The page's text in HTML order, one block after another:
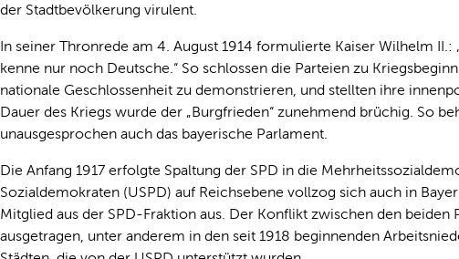
der Stadtbevölkerung virulent.
In seiner Thronrede am 4. August 1914 formulierte Kaiser Wilhelm
kenne nur noch Deutsche.“ So schlossen die Parteien zu
nationale Geschlossenheit zu demonstrieren, und stellten ihre
Dauer des Kriegs wurde der „Burgfrieden“ zunehmend brüchig. So
unausgesprochen auch das bayerische Parlament.
Die Anfang 1917 erfolgte Spaltung der SPD in die
Sozialdemokraten (USPD) auf Reichsebene vollzog sich auch in
Mitglied aus der SPD-Fraktion aus. Der Konflikt zwischen den beiden
ausgetragen, unter anderem in den seit 1918 beginnenden